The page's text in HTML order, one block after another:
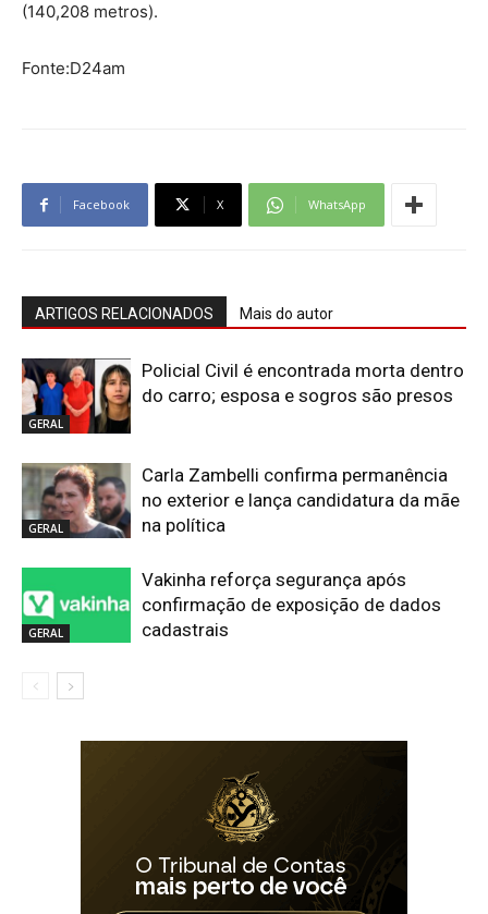
(140,208 metros).
Fonte:D24am
Facebook X WhatsApp
ARTIGOS RELACIONADOS Mais do autor
GERAL
Policial Civil é encontrada morta dentro
do carro; esposa e sogros são presos
GERAL
Carla Zambelli confirma permanência
no exterior e lança candidatura da mãe
na política
GERAL
Vakinha reforça segurança após
confirmação de exposição de dados
cadastrais